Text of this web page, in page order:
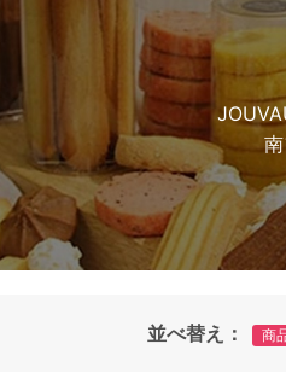
並べ替え： 商